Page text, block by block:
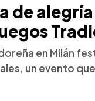
de
en Milán
un evento